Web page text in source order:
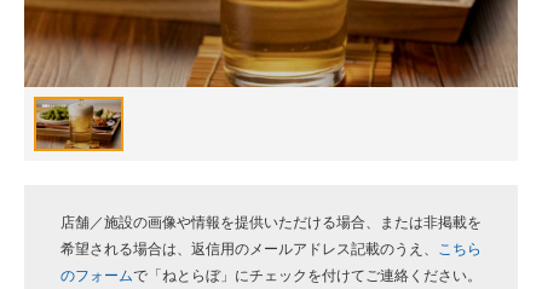
進化するPCとデバイスの未来
好きが集まる 比べて選べる
ビジネスと働き方のヒント
企業ITのトレンドを詳説
店舗／施設の画像や情報を提供いただける場合、または非掲載を
希望される場合は、返信用のメールアドレス記載のうえ、
こちら
のフォームで「ねとらぼ」にチェックを付けてご連絡ください。